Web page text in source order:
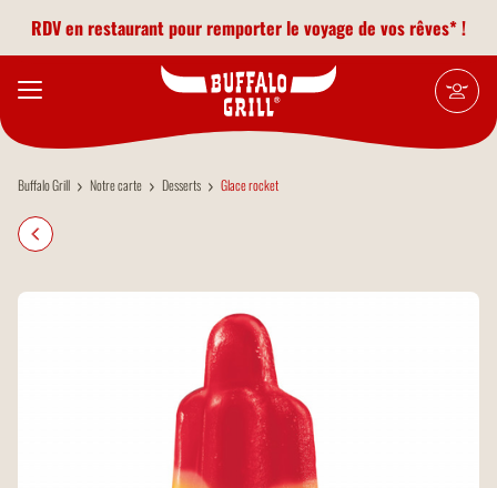
RDV en restaurant pour remporter le voyage de vos rêves* !
Buffalo Grill Notre carte Desserts Glace rocket